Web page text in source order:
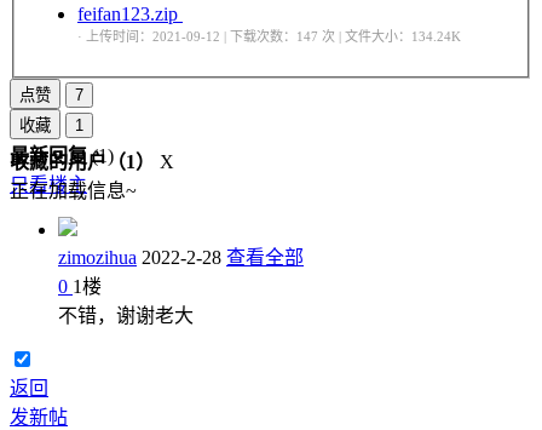
feifan123.zip
· 上传时间：2021-09-12 | 下载次数：147 次 | 文件大小：134.24K
点赞
7
收藏
1
收藏的用户（1）
X
正在加载信息~
最新回复(1)
只看楼主
zimozihua 2022-2-28 查看全部
0 1楼
不错，谢谢老大
返回
发新帖